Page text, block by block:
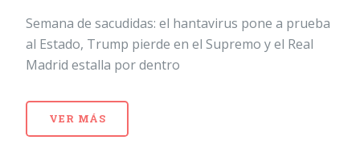
Semana de sacudidas: el hantavirus pone a prueba
al Estado, Trump pierde en el Supremo y el Real
Madrid estalla por dentro
VER MÁS